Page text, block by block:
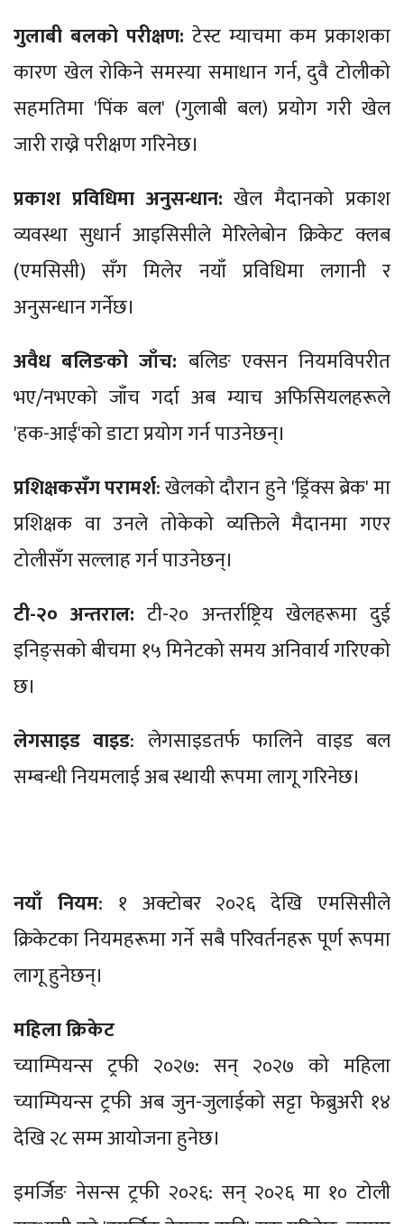
गुलाबी बलको परीक्षण: टेस्ट म्याचमा कम प्रकाशका
कारण खेल रोकिने समस्या समाधान गर्न, दुवै टोलीको
सहमतिमा 'पिंक बल' (गुलाबी बल) प्रयोग गरी खेल
जारी राख्ने परीक्षण गरिनेछ।
प्रकाश प्रविधिमा अनुसन्धान: खेल मैदानको प्रकाश
व्यवस्था सुधार्न आइसिसीले मेरिलेबोन क्रिकेट क्लब
(एमसिसी) सँग मिलेर नयाँ प्रविधिमा लगानी र
अनुसन्धान गर्नेछ।
अवैध बलिङको जाँच: बलिङ एक्सन नियमविपरीत
भए/नभएको जाँच गर्दा अब म्याच अफिसियलहरूले
'हक-आई'को डाटा प्रयोग गर्न पाउनेछन्।
प्रशिक्षकसँग परामर्श: खेलको दौरान हुने 'ड्रिंक्स ब्रेक' मा
प्रशिक्षक वा उनले तोकेको व्यक्तिले मैदानमा गएर
टोलीसँग सल्लाह गर्न पाउनेछन्।
टी-२० अन्तराल: टी-२० अन्तर्राष्ट्रिय खेलहरूमा दुई
इनिङ्सको बीचमा १५ मिनेटको समय अनिवार्य गरिएको
छ।
लेगसाइड वाइड: लेगसाइडतर्फ फालिने वाइड बल
सम्बन्धी नियमलाई अब स्थायी रूपमा लागू गरिनेछ।
नयाँ नियम: १ अक्टोबर २०२६ देखि एमसिसीले
क्रिकेटका नियमहरूमा गर्ने सबै परिवर्तनहरू पूर्ण रूपमा
लागू हुनेछन्।
महिला क्रिकेट
च्याम्पियन्स ट्रफी २०२७: सन् २०२७ को महिला
च्याम्पियन्स ट्रफी अब जुन-जुलाईको सट्टा फेब्रुअरी १४
देखि २८ सम्म आयोजना हुनेछ।
इमर्जिङ नेसन्स ट्रफी २०२६: सन् २०२६ मा १० टोली